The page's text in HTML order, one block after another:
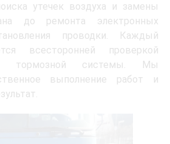
утечек воздуха и замены
до ремонта электронных
проводки. Каждый
всесторонней проверкой
тормозной системы. Мы
выполнение работ и